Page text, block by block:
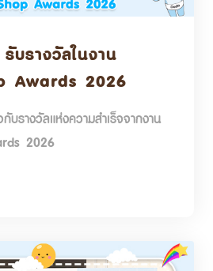
บรางวัลในงาน
Awards 2026
บรางวัลแห่งความสำเร็จจากงาน
2026